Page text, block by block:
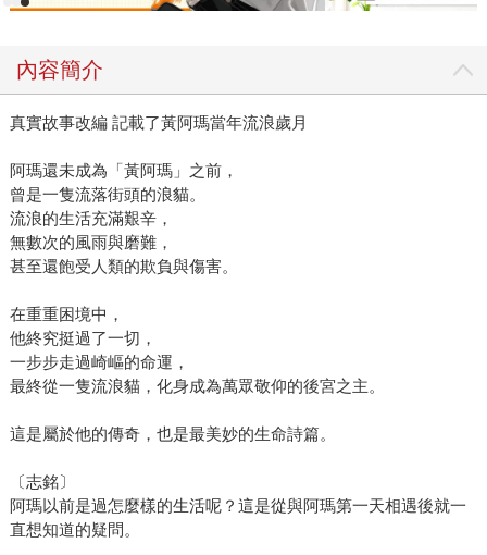
內容簡介
真實故事改編 記載了黃阿瑪當年流浪歲月
阿瑪還未成為「黃阿瑪」之前，
曾是一隻流落街頭的浪貓。
流浪的生活充滿艱辛，
無數次的風雨與磨難，
甚至還飽受人類的欺負與傷害。
在重重困境中，
他終究挺過了一切，
一步步走過崎嶇的命運，
最終從一隻流浪貓，化身成為萬眾敬仰的後宮之主。
這是屬於他的傳奇，也是最美妙的生命詩篇。
〔志銘〕
阿瑪以前是過怎麼樣的生活呢？這是從與阿瑪第一天相遇後就一
直想知道的疑問。